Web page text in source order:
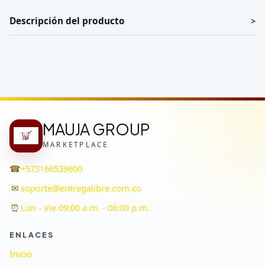
Descripción del producto
MAUJA GROUP
MARKETPLACE
☎+573166539600
✉ soporte@entregalibre.com.co
⏰ Lun - Vie 09:00 a.m. - 06:00 p.m.
ENLACES
Inicio